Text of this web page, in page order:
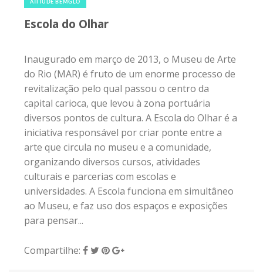
ATITUDE BEMGLÔ
Escola do Olhar
Inaugurado em março de 2013, o Museu de Arte
do Rio (MAR) é fruto de um enorme processo de
revitalização pelo qual passou o centro da
capital carioca, que levou à zona portuária
diversos pontos de cultura. A Escola do Olhar é a
iniciativa responsável por criar ponte entre a
arte que circula no museu e a comunidade,
organizando diversos cursos, atividades
culturais e parcerias com escolas e
universidades. A Escola funciona em simultâneo
ao Museu, e faz uso dos espaços e exposições
para pensar...
Compartilhe: